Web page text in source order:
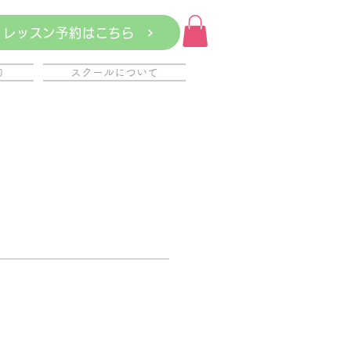
レッスン予約はこちら
スクールについて